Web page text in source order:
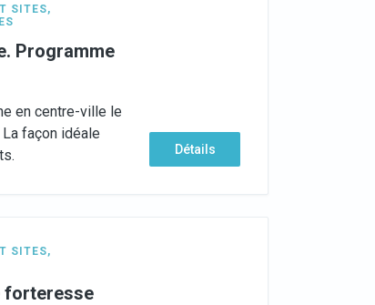
SITES,
Programme
en centre-ville le
La façon idéale
Détails
SITES,
forteresse